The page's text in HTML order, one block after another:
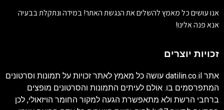
אנו עושים כל מאמץ להשלים את הנגשת האתר! במידה ונתקלת בבעיה
אנא פנה אלינו!
זכויות יוצרים
אתר datilin.co.il עושה כל מאמץ לאתר זכויות על תמונות וסרטונים
המתפרסמים בו. אולם לעיתים התמונות והסרטונים מופצים
ברחבי הרשת ולא מתאפשרת הגעה למקור החומר הויזאולי, לכן